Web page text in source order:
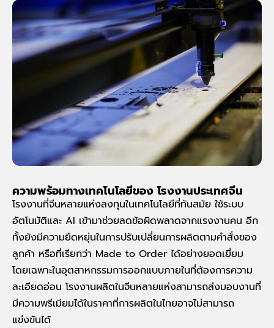
ความพร้อมทางเทคโนโลยีของ โรงงานประเทศจีน
โรงงานที่จีนหลายแห่งลงทุนในเทคโนโลยีที่ทันสมัย ใช้ระบบ
อัตโนมัติและ AI เข้ามาช่วยลดข้อผิดพลาดจากแรงงานคน อีก
ทั้งยังมีความยืดหยุ่นในการปรับเปลี่ยนการผลิตตามคำสั่งของ
ลูกค้า หรือที่เรียกว่า Made to Order ได้อย่างยอดเยี่ยม
โดยเฉพาะในอุตสาหกรรมการออกแบบภายในที่ต้องการความ
ละเอียดอ่อน โรงงานผลิตในจีนหลายแห่งสามารถส่งมอบงานที่
มีความพรีเมียมได้ในราคาที่การผลิตในไทยอาจไม่สามารถ
แข่งขันได้